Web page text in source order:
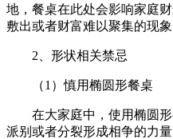
地，餐桌在此处会影响家庭
敷出或者财富难以聚集的现象
2、形状相关禁忌
（1）慎用椭圆形餐桌
在大家庭中，使用椭圆
派别或者分裂形成相争的力